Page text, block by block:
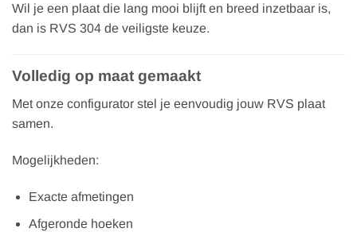
Wil je een plaat die lang mooi blijft en breed inzetbaar is,
dan is RVS 304 de veiligste keuze.
Volledig op maat gemaakt
Met onze configurator stel je eenvoudig jouw RVS plaat
samen.
Mogelijkheden:
Exacte afmetingen
Afgeronde hoeken